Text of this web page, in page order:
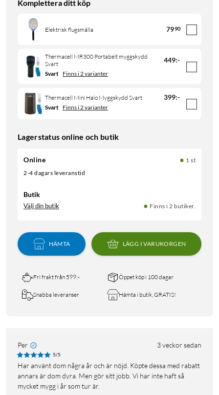
Komplettera ditt köp
Elektrisk flugsmälla 7990
Thermacell MR300 Portabelt myggskydd
Svart
449:-
Svart Finns i 2 varianter
Thermacell Mini Halo Myggskydd Svart 399:-
Svart Finns i 2 varianter
Lagerstatus online och butik
Online
1 st
2-4 dagars leveranstid
Butik
Välj din butik Finns i 2 butiker.
HÄMTA LÄGG I VARUKORGEN
Fri frakt från 599:- Öppet köp i 100 dagar
Snabba leveranser Hämta i butik, GRATIS!
Per 3 veckor sedan
5/5
Har använt dom några år och är nöjd. Köpte dessa med rabatt
annars är dom dyra. Men gör sitt jobb. Vi har inte haft så
mycket mygg i år som tur är.